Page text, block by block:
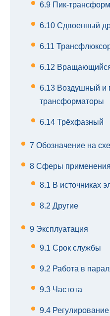
6.9 Пик-
6.10 Сдвоенный
6.11
6.12
6.13 Воздушный и
трансформаторы
6.14 Трёхфазный
7 Обозначение на
8 Сферы применения
8.1 В источниках
8.2 Другие
9 Эксплуатация
9.1 Срок службы
9.2 Работа в
9.3 Частота
9.4